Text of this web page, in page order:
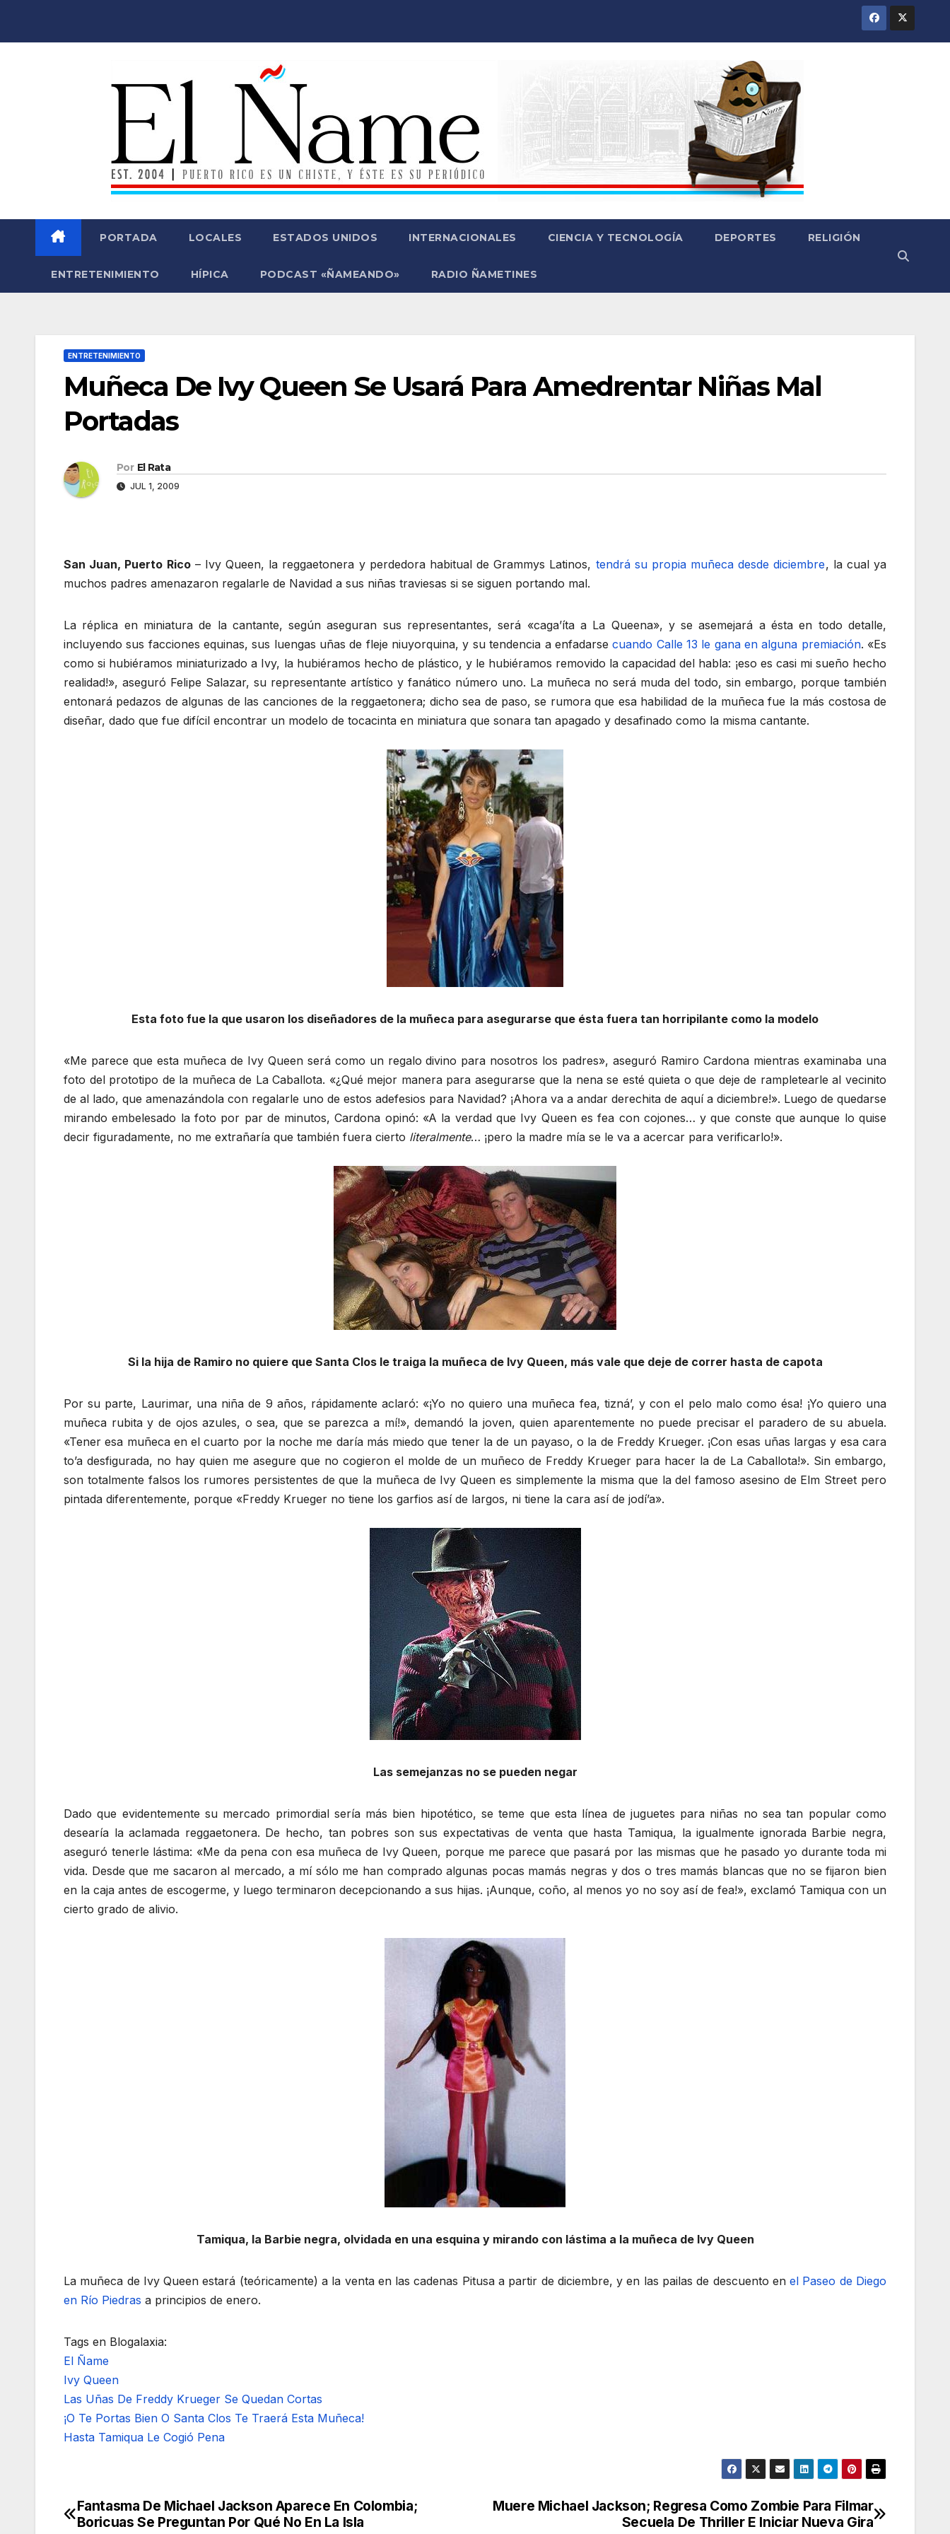
PORTADA LOCALES ESTADOS UNIDOS INTERNACIONALES CIENCIA Y TECNOLOGÍA DEPORTES RELIGIÓN
ENTRETENIMIENTO HÍPICA PODCAST «ÑAMEANDO» RADIO ÑAMETINES
ENTRETENIMIENTO
Muñeca De Ivy Queen Se Usará Para Amedrentar Niñas Mal
Portadas
Por El Rata
JUL 1, 2009
San Juan, Puerto Rico– Ivy Queen, la reggaetonera y perdedora habitual de Grammys Latinos, tendrá su propia muñeca desde diciembre, la cual ya
muchos padres amenazaron regalarle de Navidad a sus niñas traviesas si se siguen portando mal.
La réplica en miniatura de la cantante, según aseguran sus representantes, será «caga’íta a La Queena», y se asemejará a ésta en todo detalle,
incluyendo sus facciones equinas, sus luengas uñas de fleje niuyorquina, y su tendencia a enfadarsecuando Calle 13 le gana en alguna premiación. «Es
como si hubiéramos miniaturizado a Ivy, la hubiéramos hecho de plástico, y le hubiéramos removido la capacidad del habla: ¡eso es casi mi sueño hecho
realidad!», aseguró Felipe Salazar, su representante artístico y fanático número uno. La muñeca no será muda del todo, sin embargo, porque también
entonará pedazos de algunas de las canciones de la reggaetonera; dicho sea de paso, se rumora que esa habilidad de la muñeca fue la más costosa de
diseñar, dado que fue difícil encontrar un modelo de tocacinta en miniatura que sonara tan apagado y desafinado como la misma cantante.
Esta foto fue la que usaron los diseñadores de la muñeca para asegurarse que ésta fuera tan horripilante como la modelo
«Me parece que esta muñeca de Ivy Queen será como un regalo divino para nosotros los padres», aseguró Ramiro Cardona mientras examinaba una
foto del prototipo de la muñeca de La Caballota. «¿Qué mejor manera para asegurarse que la nena se esté quieta o que deje de rampletearle al vecinito
de al lado, que amenazándola con regalarle uno de estos adefesios para Navidad? ¡Ahora va a andar derechita de aquí a diciembre!». Luego de quedarse
mirando embelesado la foto por par de minutos, Cardona opinó: «A la verdad que Ivy Queen es fea con cojones… y que conste que aunque lo quise
decir figuradamente, no me extrañaría que también fuera cierto literalmente… ¡pero la madre mía se le va a acercar para verificarlo!».
Si la hija de Ramiro no quiere que Santa Clos le traiga la muñeca de Ivy Queen, más vale que deje de correr hasta de capota
Por su parte, Laurimar, una niña de 9 años, rápidamente aclaró: «¡Yo no quiero una muñeca fea, tizná’, y con el pelo malo como ésa! ¡Yo quiero una
muñeca rubita y de ojos azules, o sea, que se parezca a mí!», demandó la joven, quien aparentemente no puede precisar el paradero de su abuela.
«Tener esa muñeca en el cuarto por la noche me daría más miedo que tener la de un payaso, o la de Freddy Krueger. ¡Con esas uñas largas y esa cara
to’a desfigurada, no hay quien me asegure que no cogieron el molde de un muñeco de Freddy Krueger para hacer la de La Caballota!». Sin embargo,
son totalmente falsos los rumores persistentes de que la muñeca de Ivy Queen es simplemente la misma que la del famoso asesino de Elm Street pero
pintada diferentemente, porque «Freddy Krueger no tiene los garfios así de largos, ni tiene la cara así de jodí’a».
Las semejanzas no se pueden negar
Dado que evidentemente su mercado primordial sería más bien hipotético, se teme que esta línea de juguetes para niñas no sea tan popular como
desearía la aclamada reggaetonera. De hecho, tan pobres son sus expectativas de venta que hasta Tamiqua, la igualmente ignorada Barbie negra,
aseguró tenerle lástima: «Me da pena con esa muñeca de Ivy Queen, porque me parece que pasará por las mismas que he pasado yo durante toda mi
vida. Desde que me sacaron al mercado, a mí sólo me han comprado algunas pocas mamás negras y dos o tres mamás blancas que no se fijaron bien
en la caja antes de escogerme, y luego terminaron decepcionando a sus hijas. ¡Aunque, coño, al menos yo no soy así de fea!», exclamó Tamiqua con un
cierto grado de alivio.
Tamiqua, la Barbie negra, olvidada en una esquina y mirando con lástima a la muñeca de Ivy Queen
La muñeca de Ivy Queen estará (teóricamente) a la venta en las cadenas Pitusa a partir de diciembre, y en las pailas de descuento enel Paseo de Diego
en Río Piedras a principios de enero.
Tags en Blogalaxia:
El Ñame
Ivy Queen
Las Uñas De Freddy Krueger Se Quedan Cortas
¡O Te Portas Bien O Santa Clos Te Traerá Esta Muñeca!
Hasta Tamiqua Le Cogió Pena
Navegación
Muere Michael Jackson; Regresa Como Zombie Para Filmar
Secuela De Thriller E Iniciar Nueva Gira
Fantasma De Michael Jackson Aparece En Colombia;
Boricuas Se Preguntan Por Qué No En La Isla